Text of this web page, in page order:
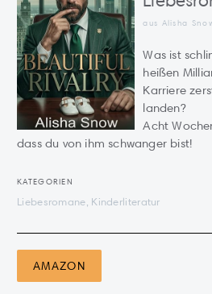
aus Alisha
Was ist
heißen
Karriere
landen?
Acht
dass du von ihm schwanger bist!
KATEGORIEN
Liebesromane, Kinderliteratur
AMAZON